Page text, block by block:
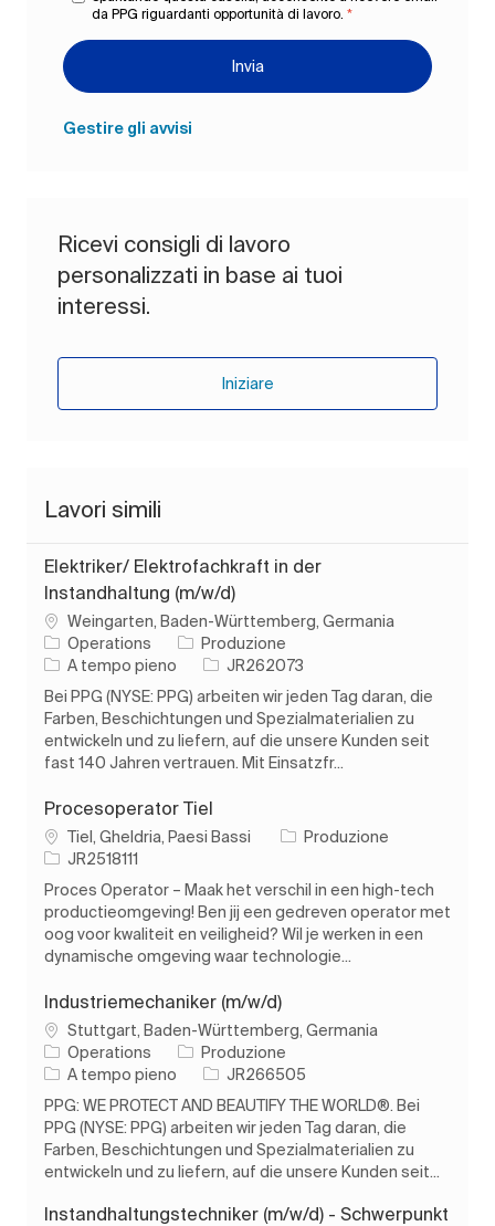
da PPG riguardanti opportunità di lavoro. *
Invia
Gestire gli avvisi
Ricevi consigli di lavoro
personalizzati in base ai tuoi
interessi.
Iniziare
Lavori simili
Elektriker/ Elektrofachkraft in der
Instandhaltung (m/w/d)
Ubicazione
Weingarten, Baden-Württemberg, Germania
Operations
Categoria
Produzione
Tipo di lavoro
A tempo pieno ID processo
JR262073
Bei PPG (NYSE: PPG) arbeiten wir jeden Tag daran, die
Farben, Beschichtungen und Spezialmaterialien zu
entwickeln und zu liefern, auf die unsere Kunden seit
fast 140 Jahren vertrauen. Mit Einsatzfr...
Procesoperator Tiel
Ubicazione
Tiel, Gheldria, Paesi Bassi Categoria
Produzione
ID processo
JR2518111
Proces Operator – Maak het verschil in een high-tech
productieomgeving! Ben jij een gedreven operator met
oog voor kwaliteit en veiligheid? Wil je werken in een
dynamische omgeving waar technologie...
Industriemechaniker (m/w/d)
Ubicazione
Stuttgart, Baden-Württemberg, Germania
Operations
Categoria
Produzione
Tipo di lavoro
A tempo pieno ID processo
JR266505
PPG: WE PROTECT AND BEAUTIFY THE WORLD®. Bei
PPG (NYSE: PPG) arbeiten wir jeden Tag daran, die
Farben, Beschichtungen und Spezialmaterialien zu
entwickeln und zu liefern, auf die unsere Kunden seit...
Instandhaltungstechniker (m/w/d) - Schwerpunkt